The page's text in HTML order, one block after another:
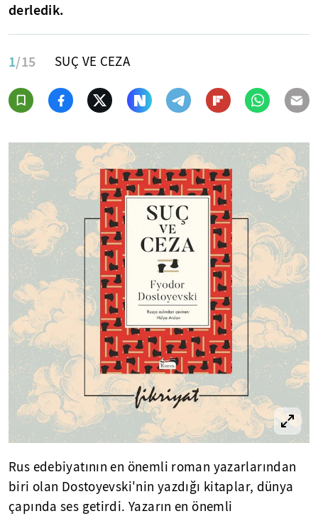
derledik.
1/15 SUÇ VE CEZA
Rus edebiyatının en önemli roman yazarlarından
biri olan Dostoyevski'nin yazdığı kitaplar, dünya
çapında ses getirdi. Yazarın en önemli